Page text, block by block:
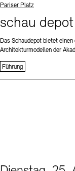
Standort
Pariser Platz
schau
Das Schaudepot bietet
Architekturmodellen der
Führung